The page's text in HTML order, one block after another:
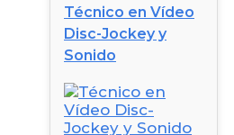
Técnico en Vídeo
Disc-Jockey y
Sonido